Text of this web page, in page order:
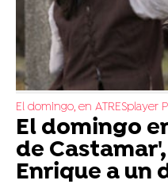
El domingo, en ATRESplayer
El domingo
de
Enrique a un